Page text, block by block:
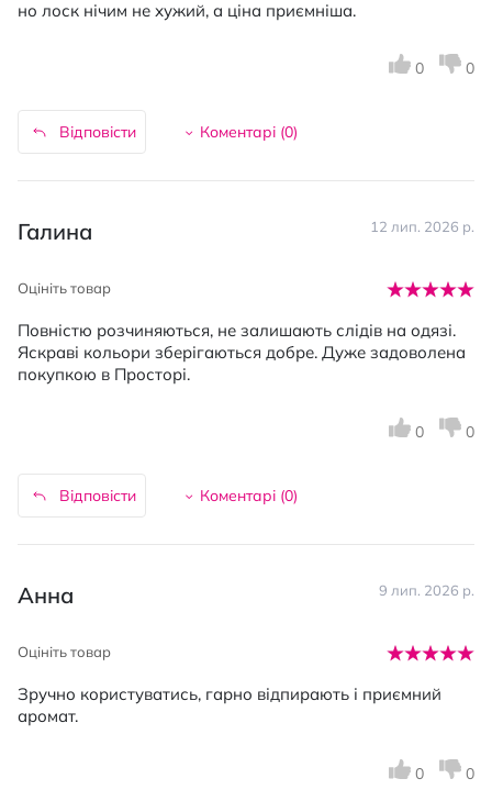
но лоск нічим не хужий, а ціна приємніша.
Відповісти Коментарі (0)
0 0
Галина 12 лип. 2026 р.
Оцініть товар
Повністю розчиняються, не залишають слідів на одязі.
Яскраві кольори зберігаються добре. Дуже задоволена
покупкою в Просторі.
Відповісти Коментарі (0)
0 0
Анна 9 лип. 2026 р.
Оцініть товар
Зручно користуватись, гарно відпирають і приємний
аромат.
0 0